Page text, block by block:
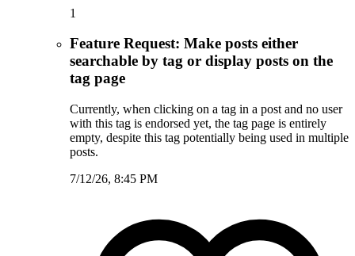
1
Feature Request: Make posts either
searchable by tag or display posts on the
tag page
Currently, when clicking on a tag in a post and no user
with this tag is endorsed yet, the tag page is entirely
empty, despite this tag potentially being used in multiple
posts.
7/12/26, 8:45 PM